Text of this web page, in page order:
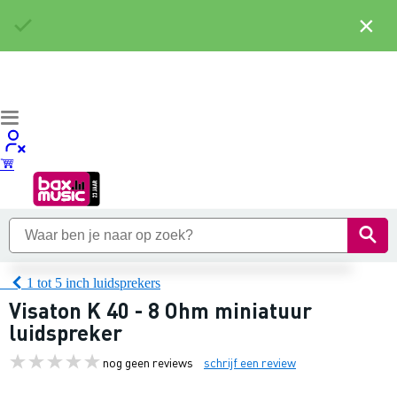
1 tot 5 inch luidsprekers
Visaton K 40 - 8 Ohm miniatuur
luidspreker
nog geen reviews schrijf een review
×